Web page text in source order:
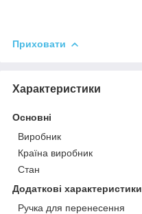
Приховати
Характеристики
Основні
Виробник
Країна виробник
Стан
Додаткові характеристики
Ручка для перенесення